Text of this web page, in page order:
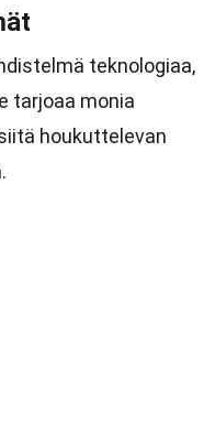
teknologiaa,
tarjoaa monia
houkuttelevan